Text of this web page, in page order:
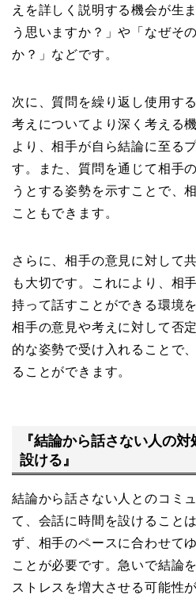
えを詳しく説明する機会が生
う思いますか？」や「なぜそ
か？」などです。
次に、質問を繰り返し使用す
考えについてより深く考える
より、相手が自ら結論に至る
す。また、質問を通じて相手
うとする姿勢を示すことで、
こともできます。
さらに、相手の意見に対して
も大切です。これにより、相
持って話すことができる環境
相手の意見や考えに対して否
的な姿勢で受け入れることで
ることができます。
『結論から話さない人の
設ける』
結論から話さない人とのコミ
て、会話に時間を設けること
ず、相手のペースに合わせて
ことが必要です。急いで結論
ストレスを増大させる可能性